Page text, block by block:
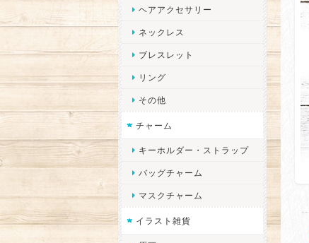
ヘアアクセサリー
ネックレス
ブレスレット
リング
その他
チャーム
キーホルダー・ストラップ
バッグチャーム
マスクチャーム
イラスト雑貨